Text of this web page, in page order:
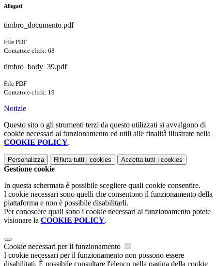
Allegati
timbro_documento.pdf
File PDF
Contatore click: 68
timbro_body_39.pdf
File PDF
Contatore click: 19
Notizie
Questo sito o gli strumenti terzi da questo utilizzati si avvalgono di
cookie necessari al funzionamento ed utili alle finalità illustrate nella
COOKIE POLICY.
Personalizza Rifiuta tutti i cookies Accetta tutti i cookies
Gestione cookie
In questa schermata è possibile scegliere quali cookie consentire.
I cookie necessari sono quelli che consentono il funzionamento della
piattaforma e non è possibile disabilitarli.
Per conoscere quali sono i cookie necessari al funzionamento potete
visionare la COOKIE POLICY.
Cookie necessari per il funzionamento
I cookie necessari per il funzionamento non possono essere
disabilitati. È possibile consultare l'elenco nella pagina della cookie